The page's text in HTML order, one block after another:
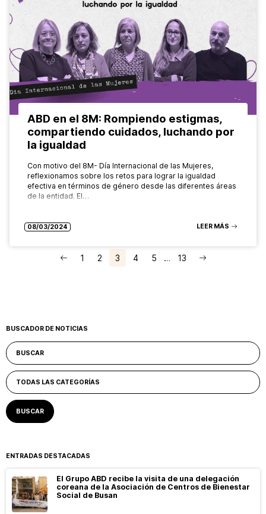
ABD en el 8M: Rompiendo estigmas,
compartiendo cuidados, luchando por
la igualdad
Con motivo del 8M- Día Internacional de las Mujeres,
reflexionamos sobre los retos para lograr la igualdad
efectiva en términos de género desde las diferentes áreas
de la entidad. El…
08/03/2024 LEER MÁS
1 2 3 4 5 … 13
BUSCADOR DE NOTICIAS
ENTRADAS DESTACADAS
El Grupo ABD recibe la visita de una delegación
coreana de la Asociación de Centros de Bienestar
Social de Busan